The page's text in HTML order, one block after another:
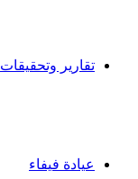
تقارير وتحقيقات
عيادة فيفاء